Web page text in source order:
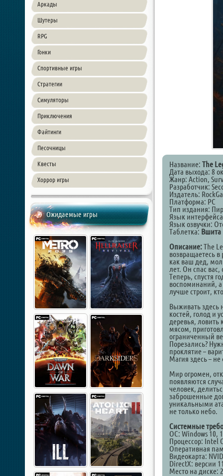
Аркады
Шутеры
RPG
Гонки
Спортивные игры
Стратегии
Симуляторы
Приключения
Файтинги
Песочницы
Квесты
Хоррор игры
Ожидаемые игры
Название: The
Дата выхода: 8
Жанр: Action,
Разработчик:
Издатель:
Платформа: PC
Тип издания:
Язык
Язык озвучки:
Таблетка: Вшита
Описание:The
возвращаетесь
как ваш дед,
лет. Он спас
Теперь, спустя
воспоминаний,
лучше строит,
Выживать здесь
костей, голод и
деревья, ловить
мясом,
ограниченный
Порезались?
проклятие –
Магия здесь –
Мир огромен,
появляются
человек,
заброшенные
уникальными
не только небо.
Системные
ОС: Windows 10,
Процессор: Intel
Оперативная
Видеокарта:
DirectX: версии
Место на диске: